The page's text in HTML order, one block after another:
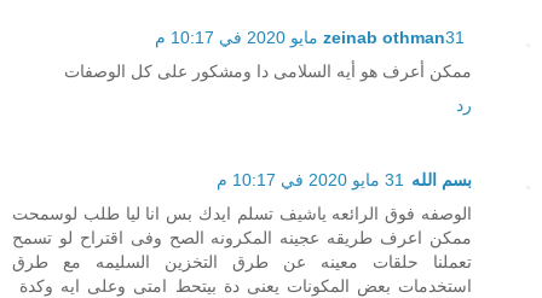
zeinab othman31 مايو 2020 في 10:17 م
ممكن أعرف هو أيه السلامى دا ومشكور على كل الوصفات
رد
بسم الله
31 مايو 2020 في 10:17 م
الوصفه فوق الرائعه ياشيف تسلم ايدك بس انا ليا طلب لوسمحت
ممكن اعرف طريقه عجينه المكرونه الصح وفى اقتراح لو تسمح
تعملنا حلقات معينه عن طرق التخزين السليمه مع طرق
استخدمات بعض المكونات يعنى دة بيتحط امتى وعلى ايه وكدة